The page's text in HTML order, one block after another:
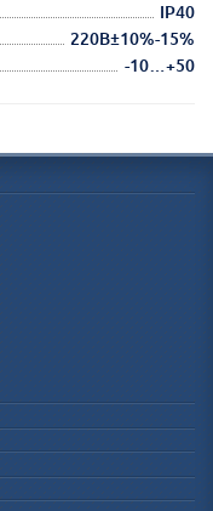
IP40
220В±10%-15%
-10…+50